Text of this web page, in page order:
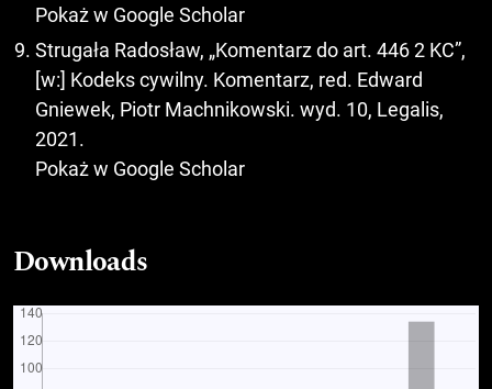
Pokaż w Google Scholar
Strugała Radosław, „Komentarz do art. 446 2 KC”,
[w:] Kodeks cywilny. Komentarz, red. Edward
Gniewek, Piotr Machnikowski. wyd. 10, Legalis,
2021.
Pokaż w Google Scholar
Downloads